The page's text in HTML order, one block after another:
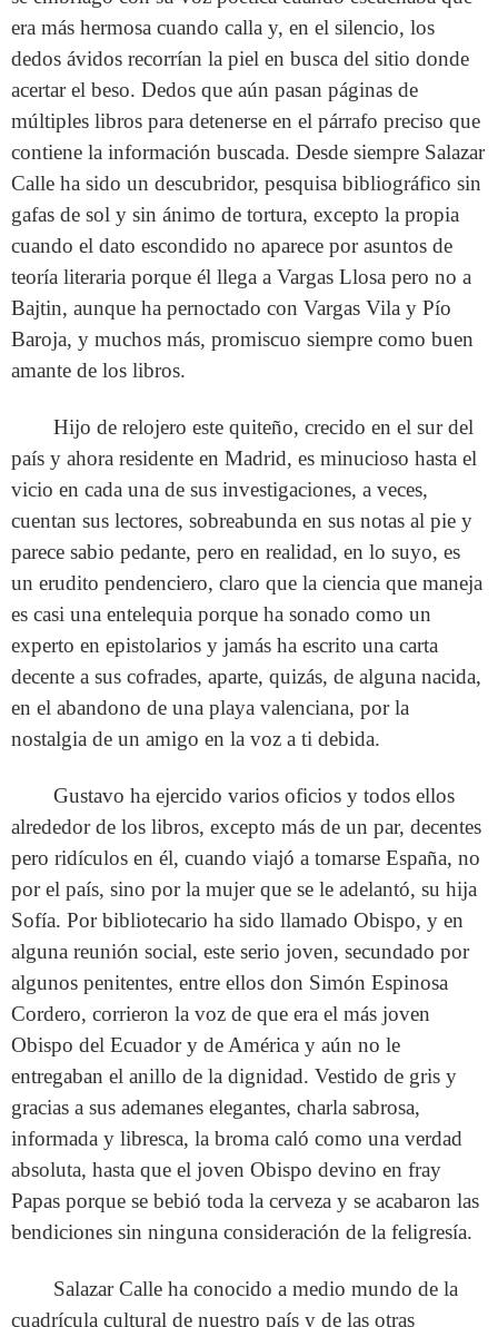
era más hermosa cuando calla y, en el silencio, los
dedos ávidos recorrían la piel en busca del sitio donde
acertar el beso. Dedos que aún pasan páginas de
múltiples libros para detenerse en el párrafo preciso que
contiene la información buscada. Desde siempre Salazar
Calle ha sido un descubridor, pesquisa bibliográfico sin
gafas de sol y sin ánimo de tortura, excepto la propia
cuando el dato escondido no aparece por asuntos de
teoría literaria porque él llega a Vargas Llosa pero no a
Bajtin, aunque ha pernoctado con Vargas Vila y Pío
Baroja, y muchos más, promiscuo siempre como buen
amante de los libros.
Hijo de relojero este quiteño, crecido en el sur del
país y ahora residente en Madrid, es minucioso hasta el
vicio en cada una de sus investigaciones, a veces,
cuentan sus lectores, sobreabunda en sus notas al pie y
parece sabio pedante, pero en realidad, en lo suyo, es
un erudito pendenciero, claro que la ciencia que maneja
es casi una entelequia porque ha sonado como un
experto en epistolarios y jamás ha escrito una carta
decente a sus cofrades, aparte, quizás, de alguna nacida,
en el abandono de una playa valenciana, por la
nostalgia de un amigo en la voz a ti debida.
Gustavo ha ejercido varios oficios y todos ellos
alrededor de los libros, excepto más de un par, decentes
pero ridículos en él, cuando viajó a tomarse España, no
por el país, sino por la mujer que se le adelantó, su hija
Sofía. Por bibliotecario ha sido llamado Obispo, y en
alguna reunión social, este serio joven, secundado por
algunos penitentes, entre ellos don Simón Espinosa
Cordero, corrieron la voz de que era el más joven
Obispo del Ecuador y de América y aún no le
entregaban el anillo de la dignidad. Vestido de gris y
gracias a sus ademanes elegantes, charla sabrosa,
informada y libresca, la broma caló como una verdad
absoluta, hasta que el joven Obispo devino en fray
Papas porque se bebió toda la cerveza y se acabaron las
bendiciones sin ninguna consideración de la feligresía.
Salazar Calle ha conocido a medio mundo de la
cuadrícula cultural de nuestro país y de las otras